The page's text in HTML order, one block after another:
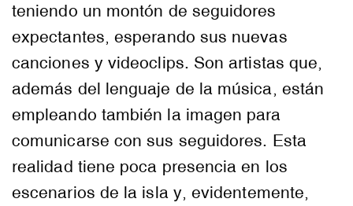
teniendo un montón de seguidores
expectantes, esperando sus nuevas
canciones y videoclips. Son artistas que,
además del lenguaje de la música, están
empleando también la imagen para
comunicarse con sus seguidores. Esta
realidad tiene poca presencia en los
escenarios de la isla y, evidentemente,